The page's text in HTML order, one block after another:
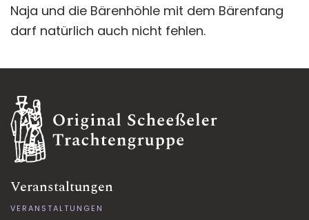
Naja und die Bärenhöhle mit dem Bärenfang
darf natürlich auch nicht fehlen.
Veranstaltungen
VERANSTALTUNGEN